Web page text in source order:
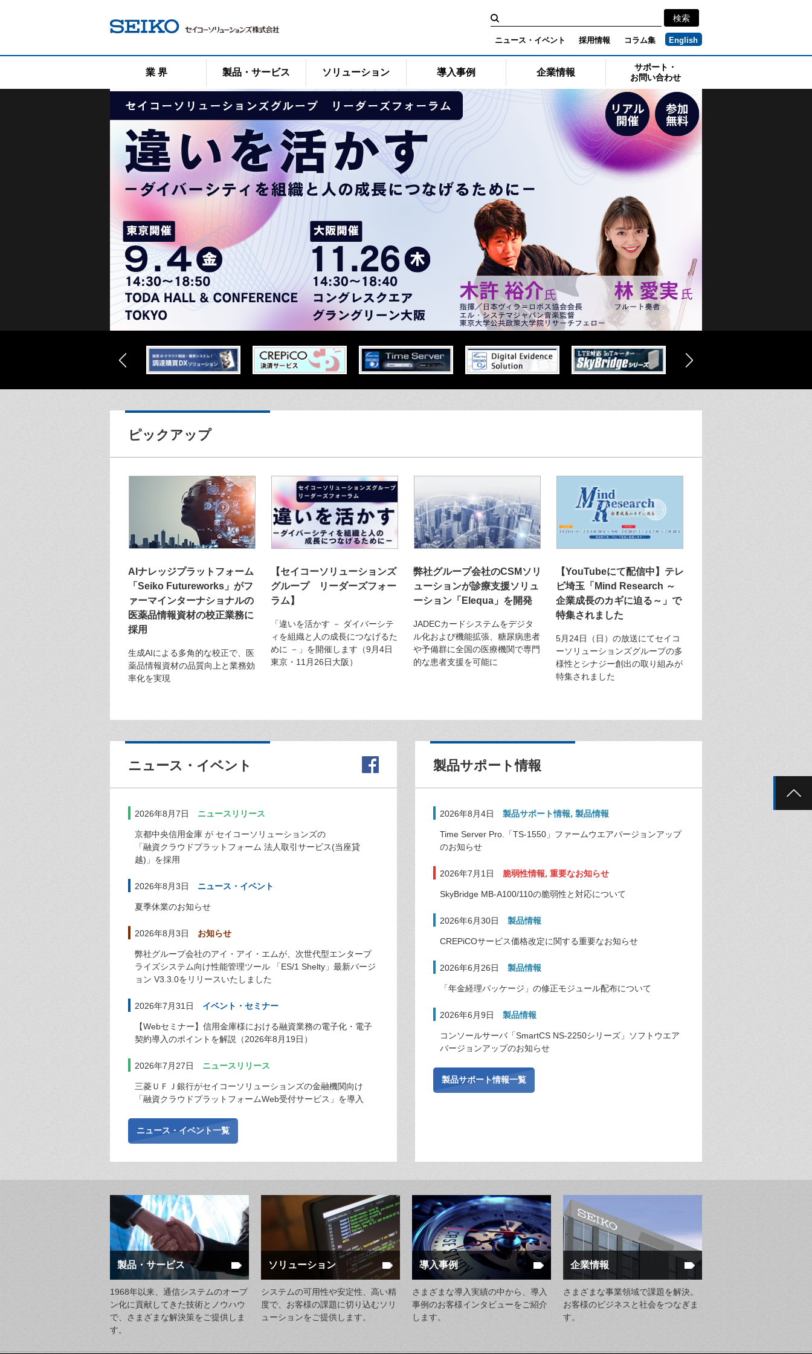
ツ
検
索:
ニュース・イベント 採用情報 コラム集 English
業 界 製品・サービス ソリューション 導入事例 企業情報
サポート・
お問い合わせ
ピックアップ
AIナレッジプラットフォーム
「Seiko Futureworks」がフ
ァーマインターナショナルの
医薬品情報資材の校正業務に
採用
生成AIによる多角的な校正で、医
薬品情報資材の品質向上と業務効
率化を実現
【セイコーソリューションズ
グループ リーダーズフォー
ラム】
「違いを活かす － ダイバーシテ
ィを組織と人の成長につなげるた
めに －」を開催します（9月4日
東京・11月26日大阪）
弊社グループ会社のCSMソリ
ューションが診療支援ソリュ
ーション「Elequa」を開発
JADECカードシステムをデジタ
ル化および機能拡張、糖尿病患者
や予備群に全国の医療機関で専門
的な患者支援を可能に
【YouTubeにて配信中】テレ
ビ埼玉「Mind Research ～
企業成長のカギに迫る～」で
特集されました
5月24日（日）の放送にてセイコ
ーソリューションズグループの多
様性とシナジー創出の取り組みが
特集されました
ニュース・イベント
2026年8月7日 ニュースリリース
京都中央信用金庫 が セイコーソリューションズの
「融資クラウドプラットフォーム 法人取引サービス(当座貸
越)」を採用
2026年8月3日 ニュース・イベント
夏季休業のお知らせ
2026年8月3日 お知らせ
弊社グループ会社のアイ・アイ・エムが、次世代型エンタープ
ライズシステム向け性能管理ツール 「ES/1 Shelty」最新バージ
ョン V3.3.0をリリースいたしました
2026年7月31日 イベント・セミナー
【Webセミナー】信用金庫様における融資業務の電子化・電子
契約導入のポイントを解説（2026年8月19日）
2026年7月27日 ニュースリリース
三菱ＵＦＪ銀行がセイコーソリューションズの金融機関向け
「融資クラウドプラットフォームWeb受付サービス」を導入
ニュース・イベント一覧
製品サポート情報
2026年8月4日 製品サポート情報, 製品情報
Time Server Pro.「TS-1550」ファームウエアバージョンアップ
のお知らせ
2026年7月1日 脆弱性情報, 重要なお知らせ
SkyBridge MB-A100/110の脆弱性と対応について
2026年6月30日 製品情報
CREPiCOサービス価格改定に関する重要なお知らせ
2026年6月26日 製品情報
「年金経理パッケージ」の修正モジュール配布について
2026年6月9日 製品情報
コンソールサーバ「SmartCS NS-2250シリーズ」ソフトウエア
バージョンアップのお知らせ
製品サポート情報一覧
製品・サービス
1968年以来、通信システムのオープ
ン化に貢献してきた技術とノウハウ
で、さまざまな解決策をご提供しま
す。
ソリューション
システムの可用性や安定性、高い精
度で、お客様の課題に切り込むソリ
ューションをご提供します。
導入事例
さまざまな導入実績の中から、導入
事例のお客様インタビューをご紹介
します。
企業情報
さまざまな事業領域で課題を解決。
お客様のビジネスと社会をつなぎま
す。